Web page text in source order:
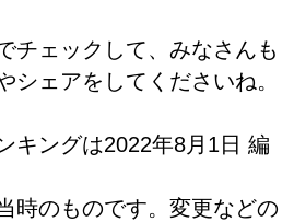
チェックして、みなさんも
シェアをしてくださいね。
キングは2022年8月1日 編
時のものです。変更などの